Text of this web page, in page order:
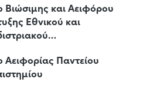
Βιώσιμης και Αειφόρου
Εθνικού και
Αειφορίας Παντείου